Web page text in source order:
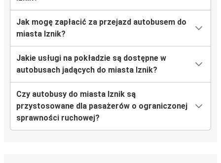
Jak mogę zapłacić za przejazd autobusem do
miasta Iznik?
Jakie usługi na pokładzie są dostępne w
autobusach jadących do miasta Iznik?
Czy autobusy do miasta Iznik są
przystosowane dla pasażerów o ograniczonej
sprawności ruchowej?